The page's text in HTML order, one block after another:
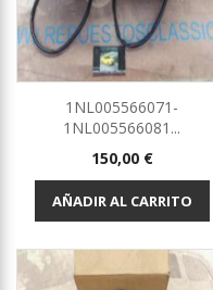
1NL005566071-
1NL005566081...
Precio
150,00 €
AÑADIR AL CARRITO